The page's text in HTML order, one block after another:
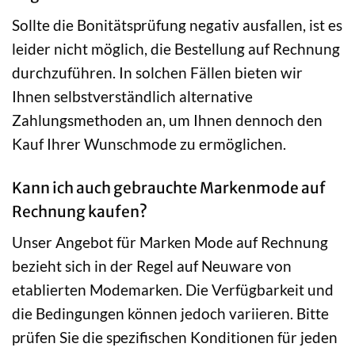
Sollte die Bonitätsprüfung negativ ausfallen, ist es
leider nicht möglich, die Bestellung auf Rechnung
durchzuführen. In solchen Fällen bieten wir
Ihnen selbstverständlich alternative
Zahlungsmethoden an, um Ihnen dennoch den
Kauf Ihrer Wunschmode zu ermöglichen.
Kann ich auch gebrauchte Markenmode auf
Rechnung kaufen?
Unser Angebot für Marken Mode auf Rechnung
bezieht sich in der Regel auf Neuware von
etablierten Modemarken. Die Verfügbarkeit und
die Bedingungen können jedoch variieren. Bitte
prüfen Sie die spezifischen Konditionen für jeden